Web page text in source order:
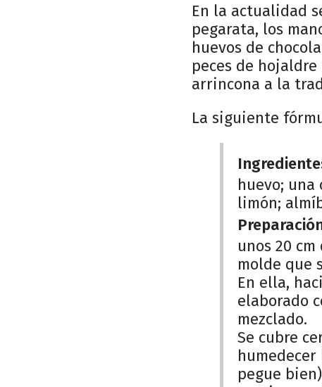
En la actualidad
pegarata, los
huevos de
peces de
arrincona a la
La siguiente
huevo; una
limón;
unos 20
molde que
En ella,
elaborado
mezclado.
Se cubre
pegue